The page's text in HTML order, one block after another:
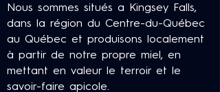
Nous sommes situés a Kingsey Falls,
dans la région du Centre-du-Québec
au Québec et produisons localement
à partir de notre propre miel, en
mettant en valeur le terroir et le
savoir-faire apicole.